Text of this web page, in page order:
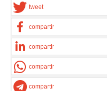
tweet
compartir
compartir
compartir
compartir